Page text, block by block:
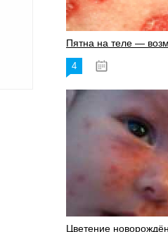
Пятна на теле —
4
Цветение